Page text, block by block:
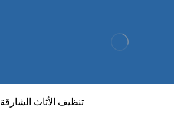
تنظيف الأثاث الشارقة